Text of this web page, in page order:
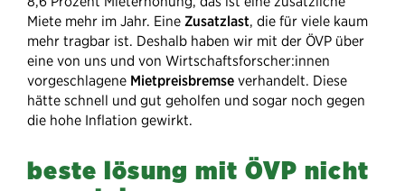
Miete mehr im Jahr. Eine Zusatzlast, die für viele kaum
mehr tragbar ist. Deshalb haben wir mit der ÖVP über
eine von uns und von Wirtschaftsforscher:innen
vorgeschlagene Mietpreisbremse verhandelt. Diese
hätte schnell und gut geholfen und sogar noch gegen
die hohe Inflation gewirkt.
beste lösung mit ÖVP nicht